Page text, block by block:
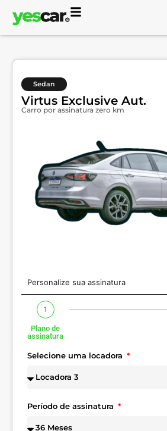
Sedan
Virtus Exclusive Aut.
Carro por assinatura zero km
Personalize sua assinatura
1
Plano de
assinatura
Selecione uma locadora
Período de assinatura